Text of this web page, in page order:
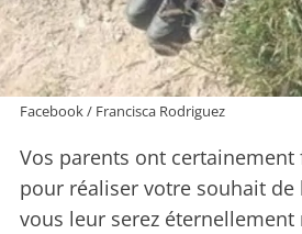
Facebook / Francisca Rodriguez
Vos parents ont certainement
pour réaliser votre souhait
vous leur serez éternellement